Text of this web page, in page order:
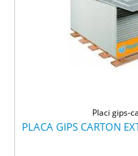
Placi gips-
PLACA GIPS CARTON